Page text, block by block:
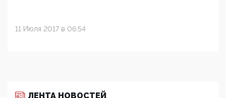
11 Июля 2017 в 06:54
ЛЕНТА НОВОСТЕЙ